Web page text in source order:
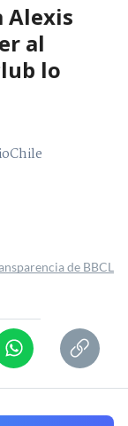
Alexis
al
lo
de BBCL